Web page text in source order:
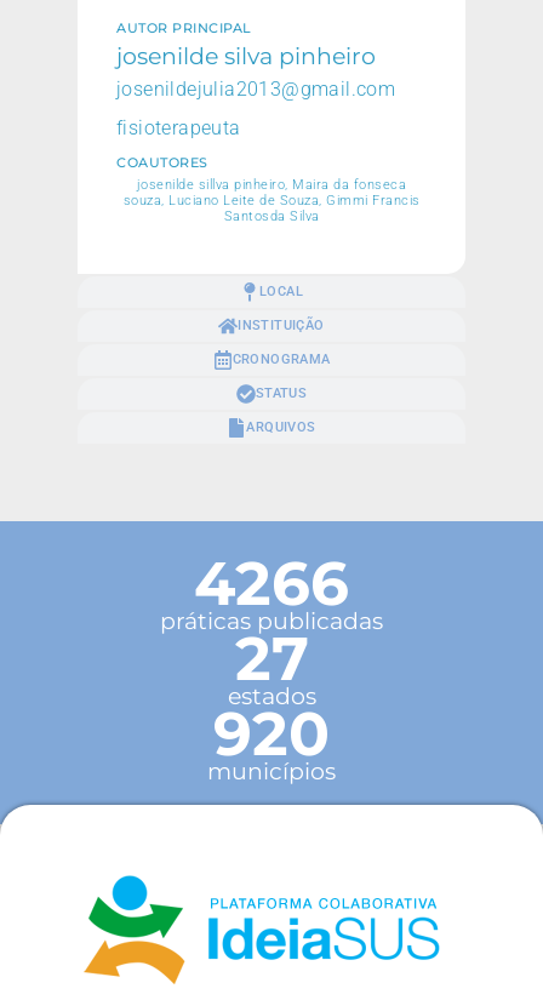
LOCAL
INSTITUIÇÃO
CRONOGRAMA
STATUS
ARQUIVOS
AUTOR PRINCIPAL
josenilde silva pinheiro
josenildejulia2013@gmail.com
fisioterapeuta
COAUTORES
josenilde sillva pinheiro, Maira da fonseca
souza, Luciano Leite de Souza, Gimmi Francis
Santosda Silva
4266
práticas publicadas
27
estados
920
municípios